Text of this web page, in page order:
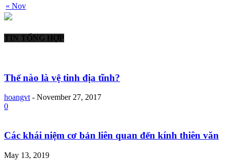
« Nov
TIN TỔNG HỢP
Thế nào là vệ tinh địa tĩnh?
hoangvt - November 27, 2017
0
Các khái niệm cơ bản liên quan đến kính thiên văn
May 13, 2019